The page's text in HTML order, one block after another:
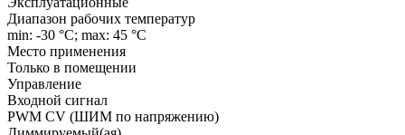
Диапазон рабочих температур
min: -30 °C; max: 45 °C
Место применения
Только в помещении
Управление
Входной сигнал
PWM СV (ШИМ по напряжению)